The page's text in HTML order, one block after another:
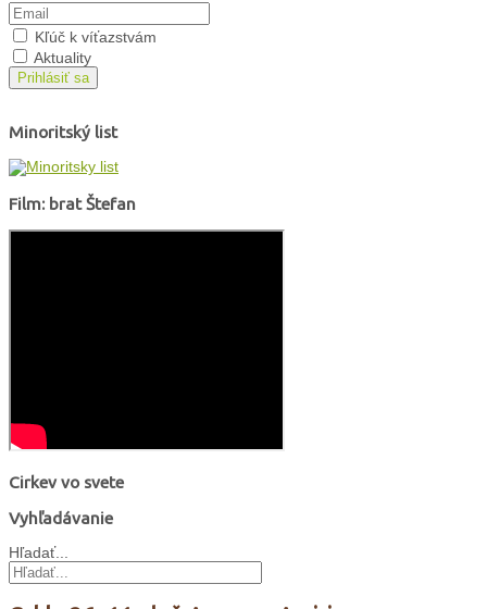
Kľúč k víťazstvám
Aktuality
Prihlásiť sa
Minoritský list
Film: brat Štefan
Cirkev vo svete
Vyhľadávanie
Hľadať...